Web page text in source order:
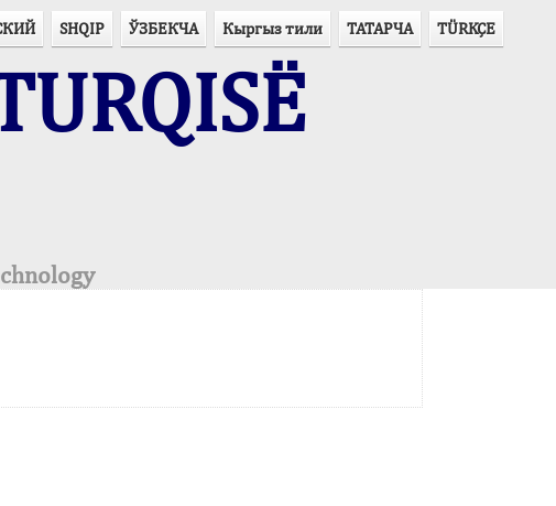
SHQIP ЎЗБЕКЧА Кыргыз тили ТАТАРЧА TÜRKÇE